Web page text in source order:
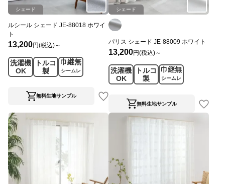
シェード
ルシール シェード JE-88018 ホワイ
ト
13,200円(税込)～
洗濯機
OK
トルコ
製
巾継無
シームレ
ス
無料生地サンプル
シェード
パリス シェード JE-88009 ホワイト
13,200円(税込)～
洗濯機
OK
トルコ
製
巾継無
シームレ
ス
無料生地サンプル